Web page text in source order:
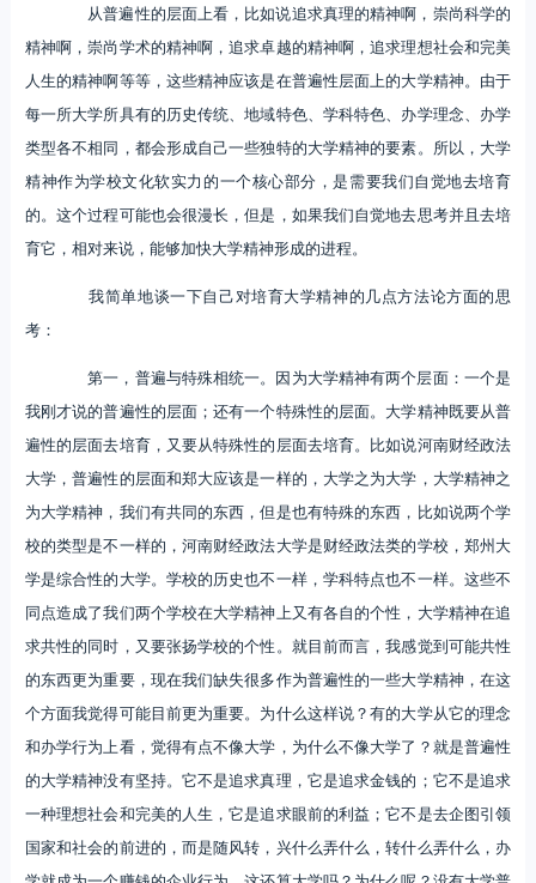
从普遍性的层面上看，比如说追求真理的精神啊，崇尚科学的
精神啊，崇尚学术的精神啊，追求卓越的精神啊，追求理想社会和完美
人生的精神啊等等，这些精神应该是在普遍性层面上的大学精神。由于
每一所大学所具有的历史传统、地域特色、学科特色、办学理念、办学
类型各不相同，都会形成自己一些独特的大学精神的要素。所以，大学
精神作为学校文化软实力的一个核心部分，是需要我们自觉地去培育
的。这个过程可能也会很漫长，但是，如果我们自觉地去思考并且去培
育它，相对来说，能够加快大学精神形成的进程。
我简单地谈一下自己对培育大学精神的几点方法论方面的思
考：
第一，普遍与特殊相统一。因为大学精神有两个层面：一个是
我刚才说的普遍性的层面；还有一个特殊性的层面。大学精神既要从普
遍性的层面去培育，又要从特殊性的层面去培育。比如说河南财经政法
大学，普遍性的层面和郑大应该是一样的，大学之为大学，大学精神之
为大学精神，我们有共同的东西，但是也有特殊的东西，比如说两个学
校的类型是不一样的，河南财经政法大学是财经政法类的学校，郑州大
学是综合性的大学。学校的历史也不一样，学科特点也不一样。这些不
同点造成了我们两个学校在大学精神上又有各自的个性，大学精神在追
求共性的同时，又要张扬学校的个性。就目前而言，我感觉到可能共性
的东西更为重要，现在我们缺失很多作为普遍性的一些大学精神，在这
个方面我觉得可能目前更为重要。为什么这样说？有的大学从它的理念
和办学行为上看，觉得有点不像大学，为什么不像大学了？就是普遍性
的大学精神没有坚持。它不是追求真理，它是追求金钱的；它不是追求
一种理想社会和完美的人生，它是追求眼前的利益；它不是去企图引领
国家和社会的前进的，而是随风转，兴什么弄什么，转什么弄什么，办